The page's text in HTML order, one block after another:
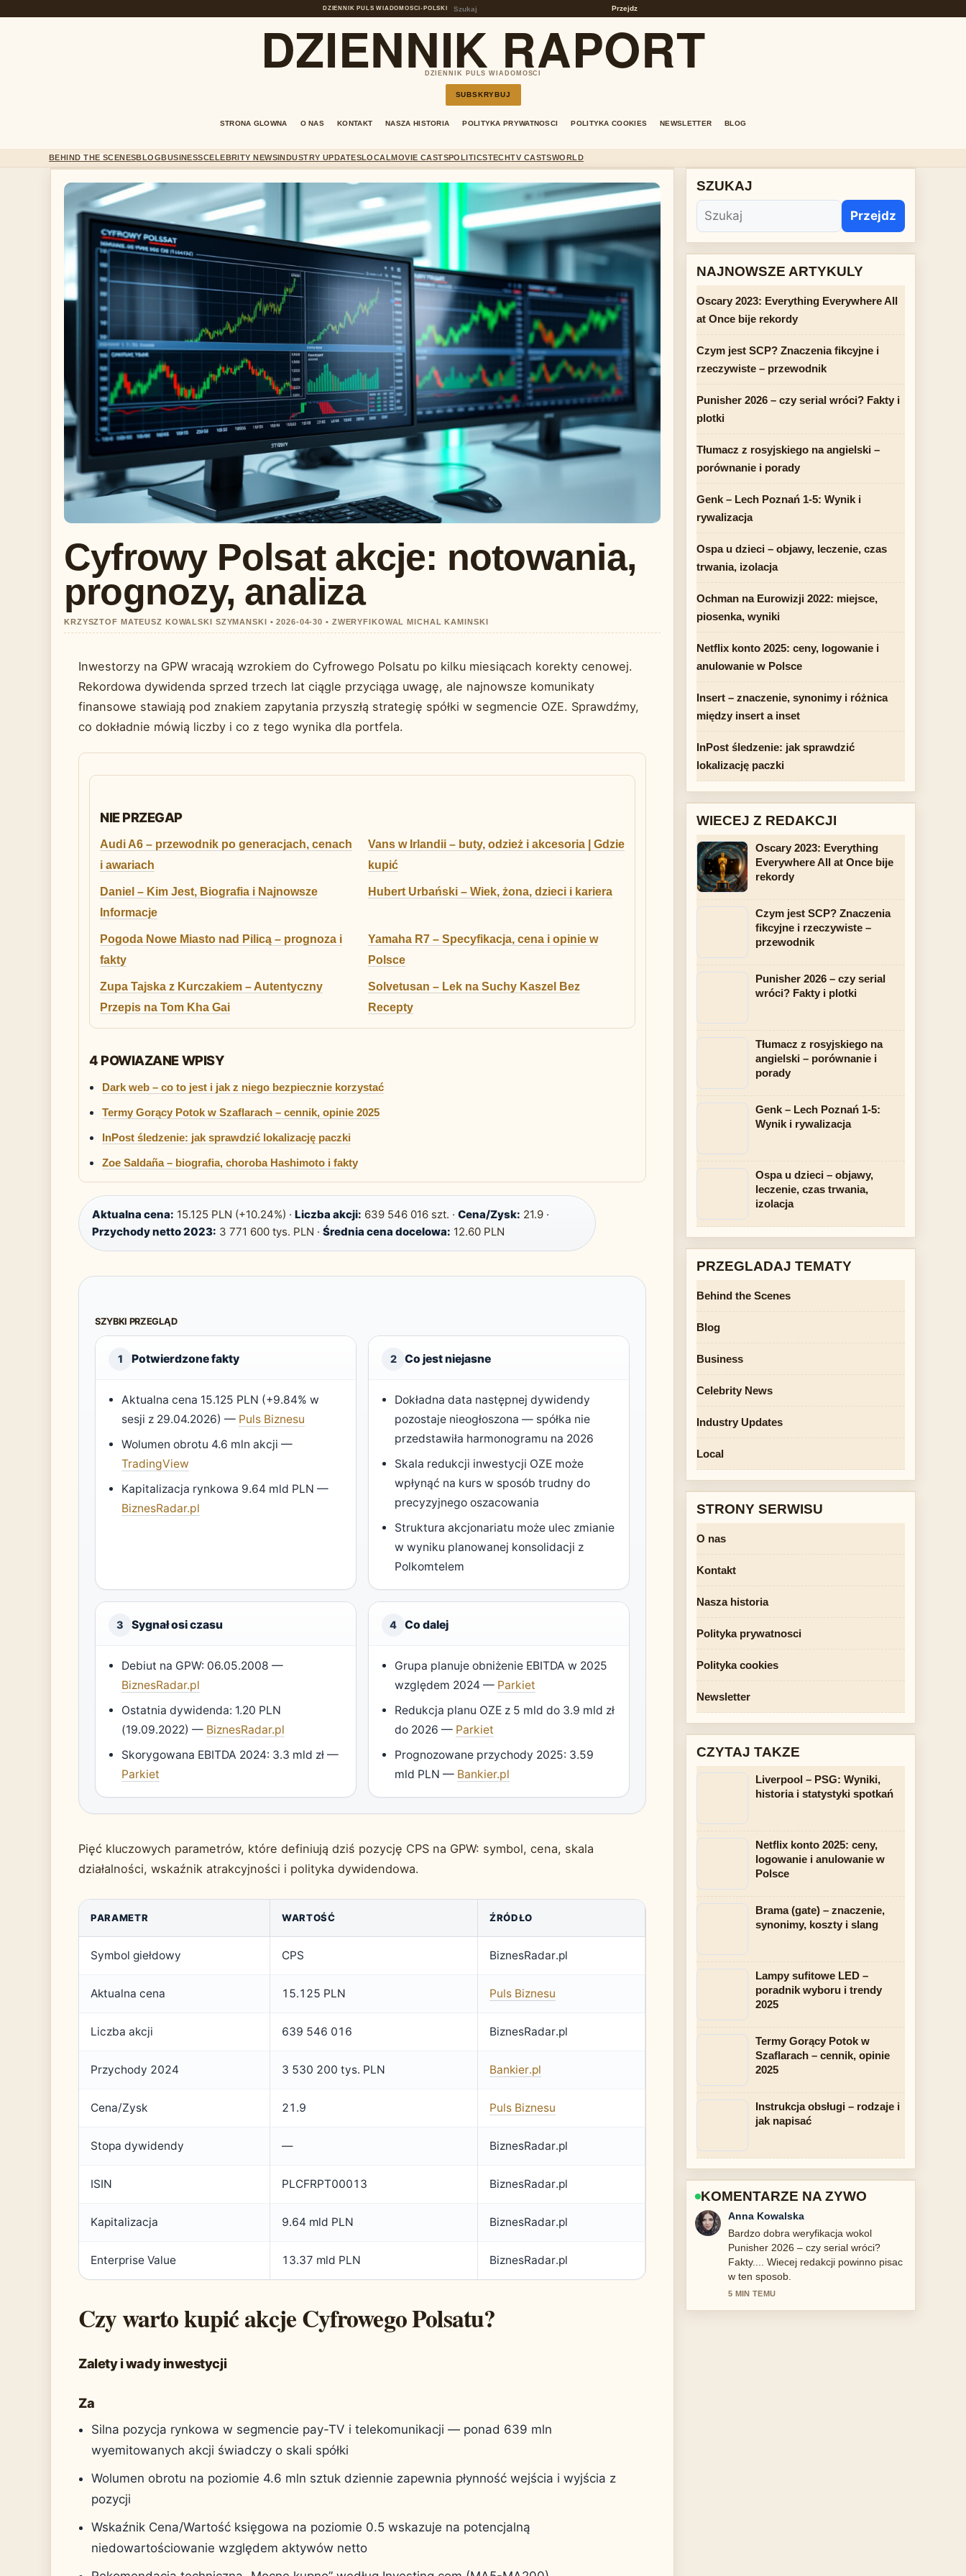
DZIENNIK PULS WIADOMOSCI• POLSKI Przejdz
DZIENNIK RAPORT
DZIENNIK PULS WIADOMOSCI
SUBSKRYBUJ
STRONA GLOWNA O NAS KONTAKT NASZA HISTORIA POLITYKA PRYWATNOSCI POLITYKA COOKIES NEWSLETTER BLOG
BEHIND THE SCENESBLOGBUSINESSCELEBRITY NEWSINDUSTRY UPDATESLOCALMOVIE CASTSPOLITICSTECHTV CASTSWORLD
Cyfrowy Polsat akcje: notowania,
prognozy, analiza
KRZYSZTOF MATEUSZ KOWALSKI SZYMANSKI • 2026-04-30 • ZWERYFIKOWAL MICHAL KAMINSKI
Inwestorzy na GPW wracają wzrokiem do Cyfrowego Polsatu po kilku miesiącach korekty cenowej.
Rekordowa dywidenda sprzed trzech lat ciągle przyciąga uwagę, ale najnowsze komunikaty
finansowe stawiają pod znakiem zapytania przyszłą strategię spółki w segmencie OZE. Sprawdźmy,
co dokładnie mówią liczby i co z tego wynika dla portfela.
NIE PRZEGAP
Audi A6 – przewodnik po generacjach, cenach
i awariach
Vans w Irlandii – buty, odzież i akcesoria | Gdzie
kupić
Daniel – Kim Jest, Biografia i Najnowsze
Informacje
Hubert Urbański – Wiek, żona, dzieci i kariera
Pogoda Nowe Miasto nad Pilicą – prognoza i
fakty
Yamaha R7 – Specyfikacja, cena i opinie w
Polsce
Zupa Tajska z Kurczakiem – Autentyczny
Przepis na Tom Kha Gai
Solvetusan – Lek na Suchy Kaszel Bez
Recepty
4 POWIAZANE WPISY
Dark web – co to jest i jak z niego bezpiecznie korzystać
Termy Gorący Potok w Szaflarach – cennik, opinie 2025
InPost śledzenie: jak sprawdzić lokalizację paczki
Zoe Saldaña – biografia, choroba Hashimoto i fakty
Aktualna cena: 15.125 PLN (+10.24%) · Liczba akcji: 639 546 016 szt. · Cena/Zysk: 21.9 ·
Przychody netto 2023: 3 771 600 tys. PLN · Średnia cena docelowa: 12.60 PLN
SZYBKI PRZEGLĄD
1 Potwierdzone fakty
Aktualna cena 15.125 PLN (+9.84% w
sesji z 29.04.2026) — Puls Biznesu
Wolumen obrotu 4.6 mln akcji —
TradingView
Kapitalizacja rynkowa 9.64 mld PLN —
BiznesRadar.pl
2 Co jest niejasne
Dokładna data następnej dywidendy
pozostaje nieogłoszona — spółka nie
przedstawiła harmonogramu na 2026
Skala redukcji inwestycji OZE może
wpłynąć na kurs w sposób trudny do
precyzyjnego oszacowania
Struktura akcjonariatu może ulec zmianie
w wyniku planowanej konsolidacji z
Polkomtelem
3 Sygnał osi czasu
Debiut na GPW: 06.05.2008 —
BiznesRadar.pl
Ostatnia dywidenda: 1.20 PLN
(19.09.2022) — BiznesRadar.pl
Skorygowana EBITDA 2024: 3.3 mld zł —
Parkiet
4 Co dalej
Grupa planuje obniżenie EBITDA w 2025
względem 2024 — Parkiet
Redukcja planu OZE z 5 mld do 3.9 mld zł
do 2026 — Parkiet
Prognozowane przychody 2025: 3.59
mld PLN — Bankier.pl
Pięć kluczowych parametrów, które definiują dziś pozycję CPS na GPW: symbol, cena, skala
działalności, wskaźnik atrakcyjności i polityka dywidendowa.
PARAMETR WARTOŚĆ ŹRÓDŁO
Symbol giełdowy CPS BiznesRadar.pl
Aktualna cena 15.125 PLN Puls Biznesu
Liczba akcji 639 546 016 BiznesRadar.pl
Przychody 2024 3 530 200 tys. PLN Bankier.pl
Cena/Zysk 21.9 Puls Biznesu
Stopa dywidendy — BiznesRadar.pl
ISIN PLCFRPT00013 BiznesRadar.pl
Kapitalizacja 9.64 mld PLN BiznesRadar.pl
Enterprise Value 13.37 mld PLN BiznesRadar.pl
Czy warto kupić akcje Cyfrowego Polsatu?
Zalety i wady inwestycji
Za
Silna pozycja rynkowa w segmencie pay-TV i telekomunikacji — ponad 639 mln
wyemitowanych akcji świadczy o skali spółki
Wolumen obrotu na poziomie 4.6 mln sztuk dziennie zapewnia płynność wejścia i wyjścia z
pozycji
Wskaźnik Cena/Wartość księgowa na poziomie 0.5 wskazuje na potencjalną
niedowartościowanie względem aktywów netto
SZUKAJ
Przejdz
NAJNOWSZE ARTYKULY
Oscary 2023: Everything Everywhere All
at Once bije rekordy
Czym jest SCP? Znaczenia fikcyjne i
rzeczywiste – przewodnik
Punisher 2026 – czy serial wróci? Fakty i
plotki
Tłumacz z rosyjskiego na angielski –
porównanie i porady
Genk – Lech Poznań 1-5: Wynik i
rywalizacja
Ospa u dzieci – objawy, leczenie, czas
trwania, izolacja
Ochman na Eurowizji 2022: miejsce,
piosenka, wyniki
Netflix konto 2025: ceny, logowanie i
anulowanie w Polsce
Insert – znaczenie, synonimy i różnica
między insert a inset
InPost śledzenie: jak sprawdzić
lokalizację paczki
WIECEJ Z REDAKCJI
Oscary 2023: Everything
Everywhere All at Once bije
rekordy
Czym jest SCP? Znaczenia
fikcyjne i rzeczywiste –
przewodnik
Punisher 2026 – czy serial
wróci? Fakty i plotki
Tłumacz z rosyjskiego na
angielski – porównanie i
porady
Genk – Lech Poznań 1-5:
Wynik i rywalizacja
Ospa u dzieci – objawy,
leczenie, czas trwania,
izolacja
PRZEGLADAJ TEMATY
Behind the Scenes
Blog
Business
Celebrity News
Industry Updates
Local
STRONY SERWISU
O nas
Kontakt
Nasza historia
Polityka prywatnosci
Polityka cookies
Newsletter
CZYTAJ TAKZE
Liverpool – PSG: Wyniki,
historia i statystyki spotkań
Netflix konto 2025: ceny,
logowanie i anulowanie w
Polsce
Brama (gate) – znaczenie,
synonimy, koszty i slang
Lampy sufitowe LED –
poradnik wyboru i trendy
2025
Termy Gorący Potok w
Szaflarach – cennik, opinie
2025
Instrukcja obsługi – rodzaje i
jak napisać
KOMENTARZE NA ZYWO
Jan Nowak
Swietne podsumowanie tematu Oscary
2023: Everything Everywhere All at
Once.... To najjasniejsze streszczenie,
jakie dzis widzialem.
7 MIN TEMU